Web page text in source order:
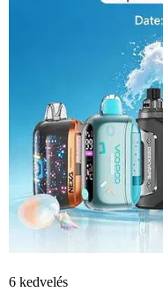
6 kedvelés